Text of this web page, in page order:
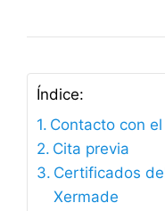
Índice:
Contacto con
Cita previa
Certificados
Xermade